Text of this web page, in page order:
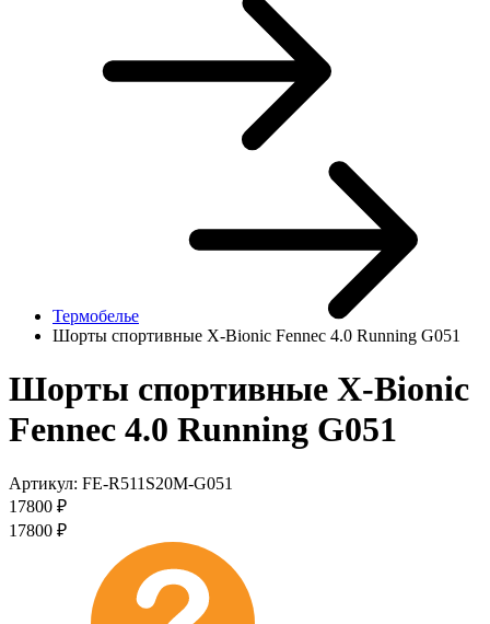
Термобелье
Шорты спортивные X-Bionic Fennec 4.0 Running G051
Шорты спортивные X-Bionic
Fennec 4.0 Running G051
Артикул: FE-R511S20M-G051
17800 ₽
17800 ₽